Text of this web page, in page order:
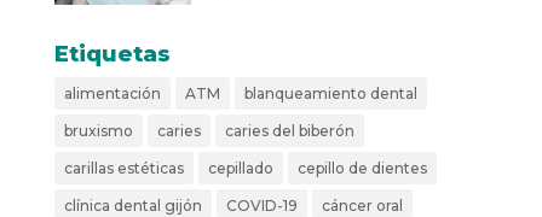
Etiquetas
alimentación ATM blanqueamiento dental
bruxismo caries caries del biberón
carillas estéticas cepillado cepillo de dientes
clínica dental gijón COVID-19 cáncer oral